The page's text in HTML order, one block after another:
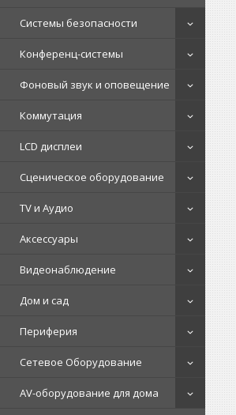
Системы безопасности
Конференц-системы
Фоновый звук и оповещение
Коммутация
LCD дисплеи
Сценическое оборудование
TV и Аудио
Аксессуары
Видеонаблюдение
Дом и сад
Периферия
Сетевое Оборудование
AV-оборудование для дома